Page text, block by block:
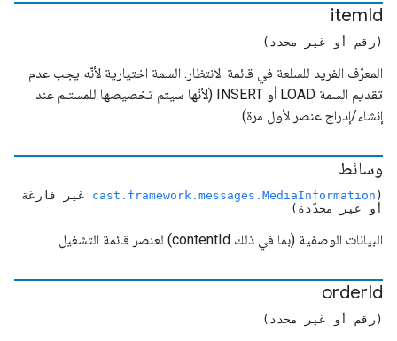
itemId
(رقم أو غير محدد)
المعرّف الفريد للسلعة في قائمة الانتظار. السمة اختيارية لأنّه يجب عدم
تقديم السمة LOAD أو INSERT (لأنّها سيتم تخصيصها للمستلم عند
إنشاء/إدراج عنصر لأول مرة).
وسائط
(
cast.framework.messages.MediaInformation غير فارغة
أو غير محدّدة)
البيانات الوصفية (بما في ذلك contentId) لعنصر قائمة التشغيل
orderId
(رقم أو غير محدد)